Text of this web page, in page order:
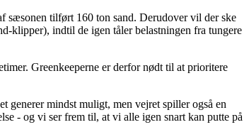
sæsonen tilført 160 ton sand. Derudover vil der ske
klipper), indtil de igen tåler belastningen fra tungere
Greenkeeperne er derfor nødt til at prioritere
generer mindst muligt, men vejret spiller også en
- og vi ser frem til, at vi alle igen snart kan putte på